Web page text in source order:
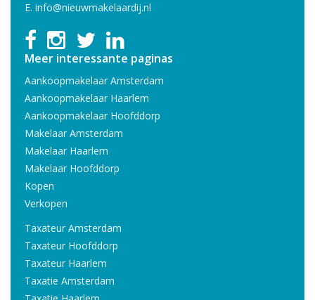
E. info@nieuwmakelaardij.nl
Meer interessante paginas
Aankoopmakelaar Amsterdam
Aankoopmakelaar Haarlem
Aankoopmakelaar Hoofddorp
Makelaar Amsterdam
Makelaar Haarlem
Makelaar Hoofddorp
Kopen
Verkopen
Taxateur Amsterdam
Taxateur Hoofddorp
Taxateur Haarlem
Taxatie Amsterdam